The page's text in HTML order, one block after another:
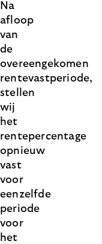
Na
afloop
van
de
overeengekomen
rentevastperiode,
stellen
wij
het
rentepercentage
opnieuw
vast
voor
eenzelfde
periode
voor
het